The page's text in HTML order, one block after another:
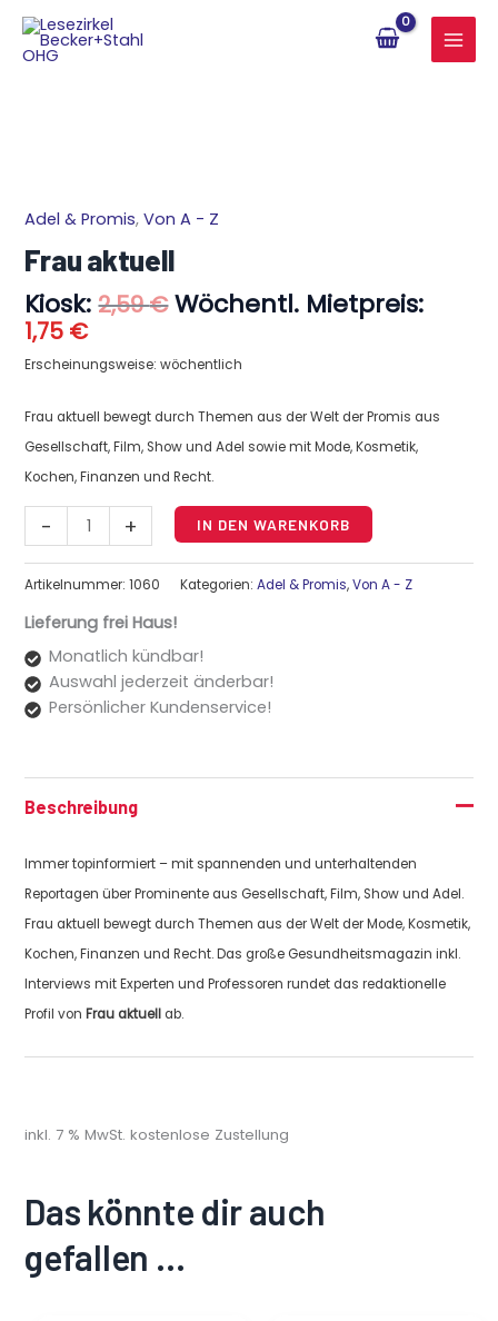
Zum
Inhalt
springen
Adel & Promis,Von A - Z
Frau aktuell
Kiosk: 2,59€
Ursprünglicher
Preis
war:
2,59 €
Wöchentl. Mietpreis:
1,75 €
Aktueller
Preis
ist:
1,75 €.
Erscheinungsweise: wöchentlich
Frau aktuell bewegt durch Themen aus der Welt der Promis aus
Gesellschaft, Film, Show und Adel sowie mit Mode, Kosmetik,
Kochen, Finanzen und Recht.
-
Frau
aktuell
Menge
+ IN DEN WARENKORB
Artikelnummer:1060 Kategorien:Adel & Promis,Von A - Z
Lieferung frei Haus!
Monatlich kündbar!
Auswahl jederzeit änderbar!
Persönlicher Kundenservice!
Beschreibung
Immer topinformiert – mit spannenden und unterhaltenden
Reportagen über Prominente aus Gesellschaft, Film, Show und Adel.
Frau aktuell bewegt durch Themen aus der Welt der Mode, Kosmetik,
Kochen, Finanzen und Recht. Das große Gesundheitsmagazin inkl.
Interviews mit Experten und Professoren rundet das redaktionelle
Profil vonFrau aktuell ab.
inkl. 7 % MwSt. kostenlose Zustellung
Das könnte dir auch
gefallen …